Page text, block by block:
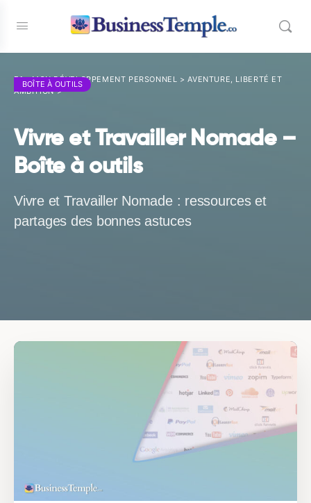
BOÎTE À OUTILS
E1 - MON DÉVELOPPEMENT PERSONNEL >AVENTURE, LIBERTÉ ET
AMBITION>
Vivre et Travailler Nomade –
Boîte à outils
Vivre et Travailler Nomade : ressources et
partages des bonnes astuces